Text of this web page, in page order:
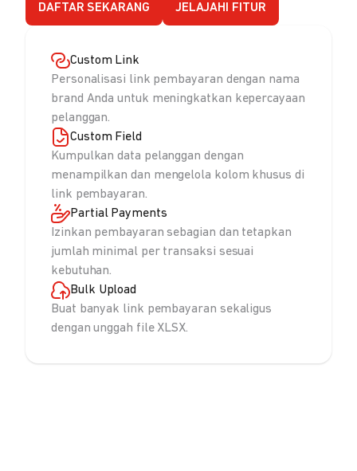
DAFTAR SEKARANG JELAJAHI FITUR
Custom Link
Personalisasi link pembayaran dengan nama
brand Anda untuk meningkatkan kepercayaan
pelanggan.
Custom Field
Kumpulkan data pelanggan dengan
menampilkan dan mengelola kolom khusus di
link pembayaran.
Partial Payments
Izinkan pembayaran sebagian dan tetapkan
jumlah minimal per transaksi sesuai
kebutuhan.
Bulk Upload
Buat banyak link pembayaran sekaligus
dengan unggah file XLSX.